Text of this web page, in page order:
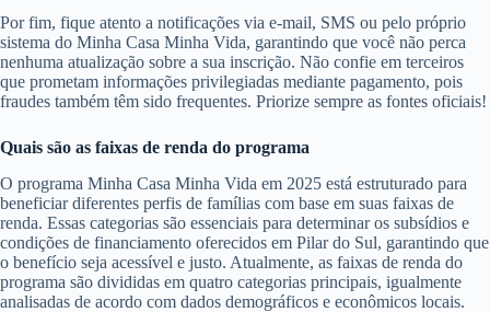
Por fim, fique atento a notificações via e-mail, SMS ou pelo próprio
sistema do Minha Casa Minha Vida, garantindo que você não perca
nenhuma atualização sobre a sua inscrição. Não confie em terceiros
que prometam informações privilegiadas mediante pagamento, pois
fraudes também têm sido frequentes. Priorize sempre as fontes oficiais!
Quais são as faixas de renda do programa
O programa Minha Casa Minha Vida em 2025 está estruturado para
beneficiar diferentes perfis de famílias com base em suas faixas de
renda. Essas categorias são essenciais para determinar os subsídios e
condições de financiamento oferecidos em Pilar do Sul, garantindo que
o benefício seja acessível e justo. Atualmente, as faixas de renda do
programa são divididas em quatro categorias principais, igualmente
analisadas de acordo com dados demográficos e econômicos locais.